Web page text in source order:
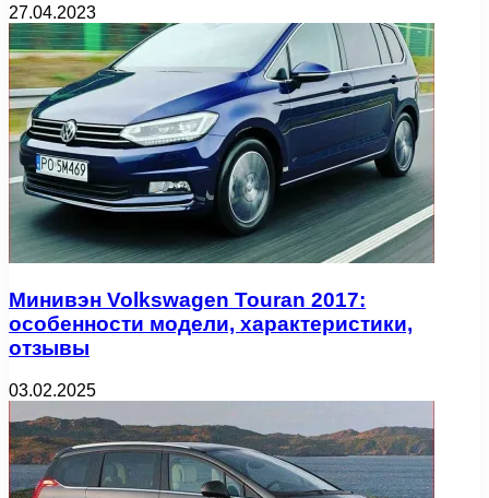
27.04.2023
Минивэн Volkswagen Touran 2017:
особенности модели, характеристики,
отзывы
03.02.2025